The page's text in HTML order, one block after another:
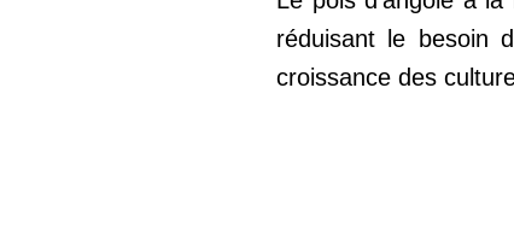
réduisant le besoin
croissance des